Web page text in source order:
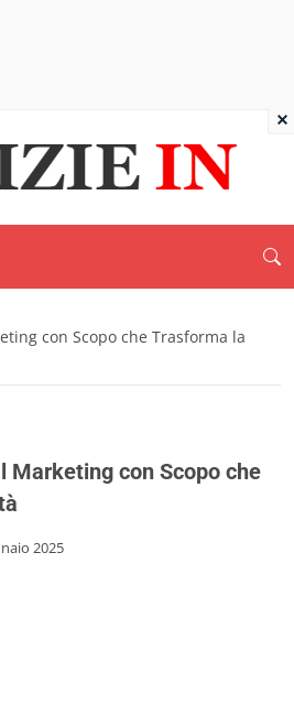
con Scopo che Trasforma la
Marketing con Scopo che
2025
×